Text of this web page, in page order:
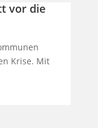
vor die
Krise. Mit